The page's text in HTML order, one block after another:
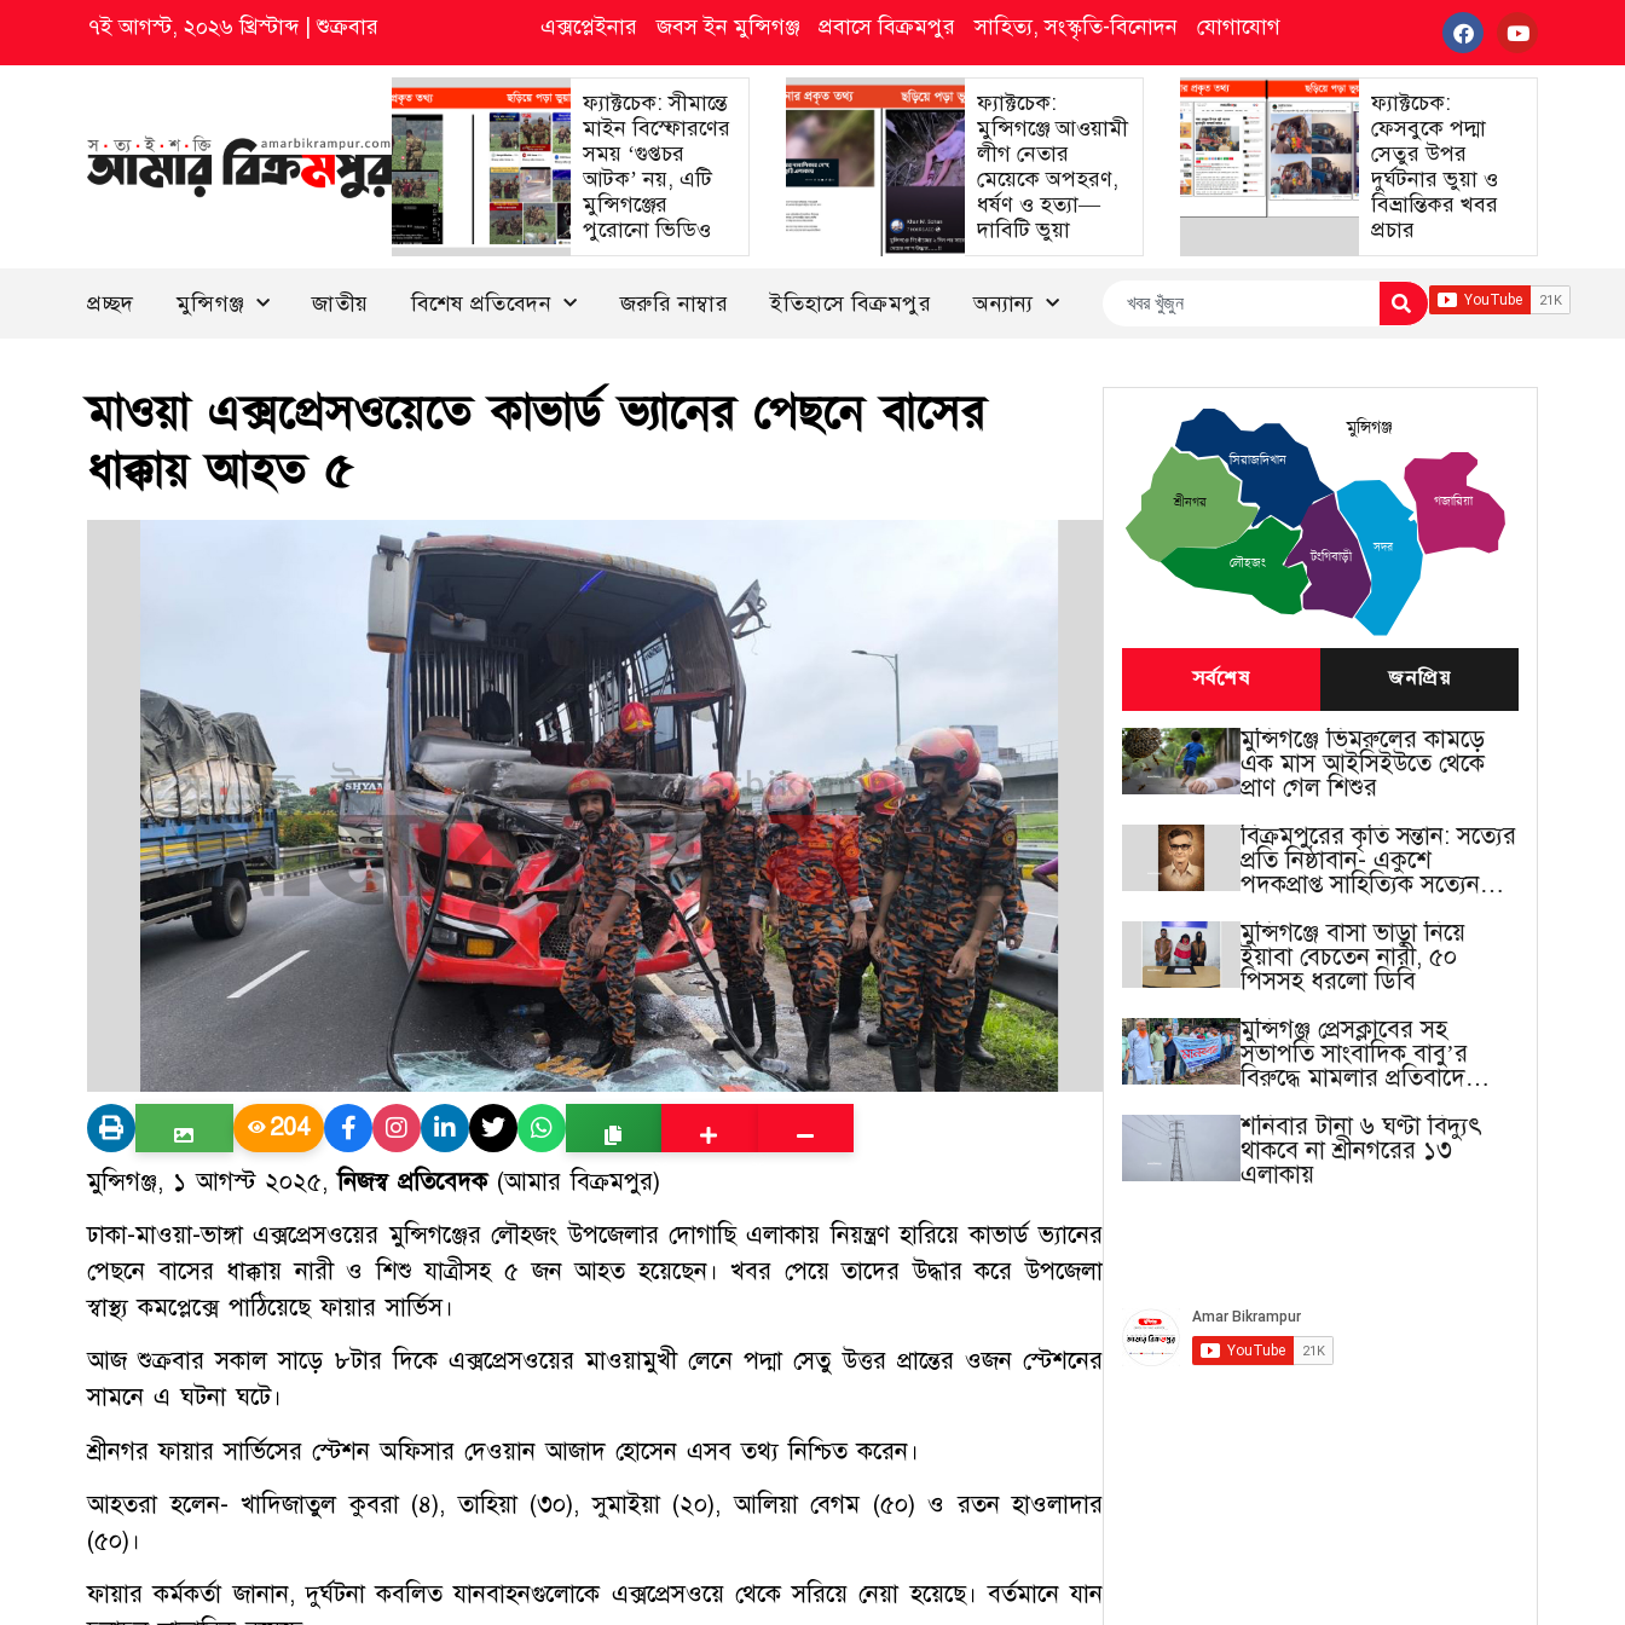
৭ই আগস্ট, ২০২৬ খ্রিস্টাব্দ|শুক্রবার এক্সপ্লেইনার জবস ইন মুন্সিগঞ্জ প্রবাসে বিক্রমপুর সাহিত্য, সংস্কৃতি-বিনোদন যোগাযোগ
ফ্যাক্টচেক: সীমান্তে
মাইন বিস্ফোরণের
সময় ‘গুপ্তচর
আটক’ নয়, এটি
মুন্সিগঞ্জের
পুরোনো ভিডিও
ফ্যাক্টচেক:
মুন্সিগঞ্জে আওয়ামী
লীগ নেতার
মেয়েকে অপহরণ,
ধর্ষণ ও হত্যা—
দাবিটি ভুয়া
ফ্যাক্টচেক:
ফেসবুকে পদ্মা
সেতুর উপর
দুর্ঘটনার ভুয়া ও
বিভ্রান্তিকর খবর
প্রচার
প্রচ্ছদ মুন্সিগঞ্জ জাতীয় বিশেষ প্রতিবেদন জরুরি নাম্বার ইতিহাসে বিক্রমপুর অন্যান্য
মাওয়া এক্সপ্রেসওয়েতে কাভার্ড ভ্যানের পেছনে বাসের
ধাক্কায় আহত ৫
204
মুন্সিগঞ্জ, ১ আগস্ট ২০২৫,নিজস্ব প্রতিবেদক(আমার বিক্রমপুর)
ঢাকা-মাওয়া-ভাঙ্গা এক্সপ্রেসওয়ের মুন্সিগঞ্জের লৌহজং উপজেলার দোগাছি এলাকায় নিয়ন্ত্রণ হারিয়ে কাভার্ড ভ্যানের
পেছনে বাসের ধাক্কায় নারী ও শিশু যাত্রীসহ ৫ জন আহত হয়েছেন। খবর পেয়ে তাদের উদ্ধার করে উপজেলা
স্বাস্থ্য কমপ্লেক্সে পাঠিয়েছে ফায়ার সার্ভিস।
আজ শুক্রবার সকাল সাড়ে ৮টার দিকে এক্সপ্রেসওয়ের মাওয়ামুখী লেনে পদ্মা সেতু উত্তর প্রান্তের ওজন স্টেশনের
সামনে এ ঘটনা ঘটে।
শ্রীনগর ফায়ার সার্ভিসের স্টেশন অফিসার দেওয়ান আজাদ হোসেন এসব তথ্য নিশ্চিত করেন।
আহতরা হলেন- খাদিজাতুল কুবরা (৪), তাহিয়া (৩০), সুমাইয়া (২০), আলিয়া বেগম (৫০) ও রতন হাওলাদার
(৫০)।
ফায়ার কর্মকর্তা জানান, দুর্ঘটনা কবলিত যানবাহনগুলোকে এক্সপ্রেসওয়ে থেকে সরিয়ে নেয়া হয়েছে। বর্তমানে যান
শ্রীনগর
সিরাজদিখান
টংগিবাড়ী
সদর
গজারিয়া
লৌহজং
মুন্সিগঞ্জ
সর্বশেষ জনপ্রিয়
মুন্সিগঞ্জে ভিমরুলের কামড়ে
এক মাস আইসিইউতে থেকে
প্রাণ গেল শিশুর
বিক্রমপুরের কৃতি সন্তান: সত্যের
প্রতি নিষ্ঠাবান- একুশে
পদকপ্রাপ্ত সাহিত্যিক সত্যেন
মুন্সিগঞ্জে বাসা ভাড়া নিয়ে
ইয়াবা বেচতেন নারী, ৫০
পিসসহ ধরলো ডিবি
মুন্সিগঞ্জ প্রেসক্লাবের সহ
সভাপতি সাংবাদিক বাবু’র
বিরুদ্ধে মামলার প্রতিবাদে
শনিবার টানা ৬ ঘণ্টা বিদ্যুৎ
থাকবে না শ্রীনগরের ১৩
এলাকায়